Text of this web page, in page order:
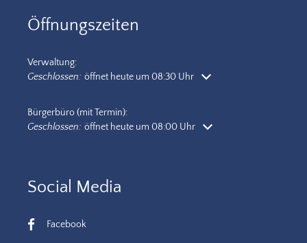
Öffnungszeiten
Verwaltung:
Klicken, um weitere Öffnungs- oder Schließzeiten auszublenden
Geschlossen: öffnet heute um 08:30 Uhr
Bürgerbüro (mit Termin):
Klicken, um weitere Öffnungs- oder Schließzeiten auszublenden
Geschlossen: öffnet heute um 08:00 Uhr
Social Media
Facebook